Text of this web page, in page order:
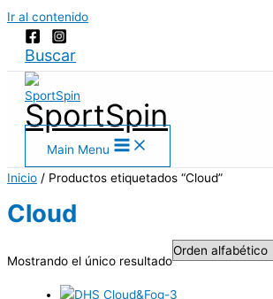
Ir al contenido
Buscar
SportSpin
Main Menu
Inicio / Productos etiquetados “Cloud”
Cloud
Mostrando el único resultado